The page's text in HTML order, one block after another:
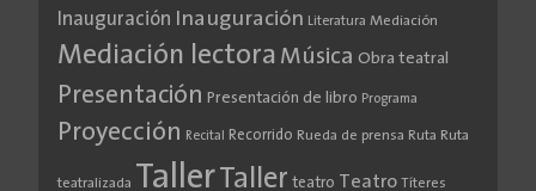
Inauguración Inauguración Literatura Mediación
Mediación lectora Música Obra teatral
Presentación Presentación de libro Programa
Proyección Recital Recorrido Rueda de prensa Ruta Ruta
teatralizada Taller Taller teatro Teatro Títeres